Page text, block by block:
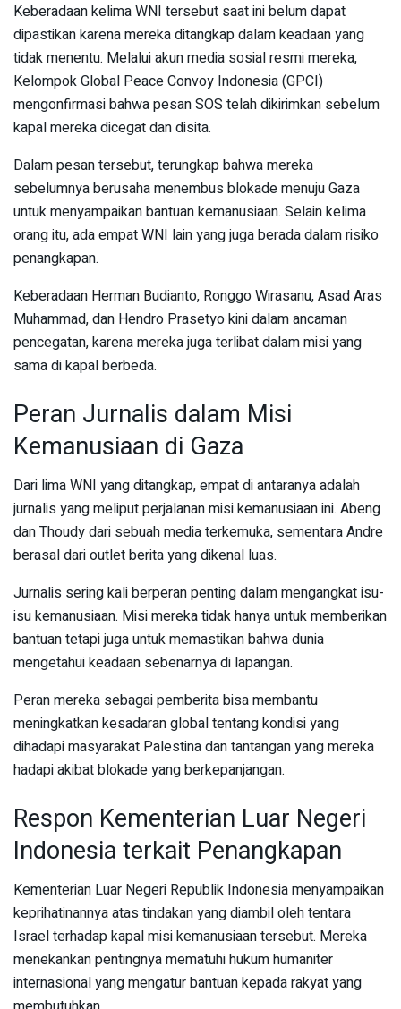
Keberadaan kelima WNI tersebut saat ini belum dapat
dipastikan karena mereka ditangkap dalam keadaan yang
tidak menentu. Melalui akun media sosial resmi mereka,
Kelompok Global Peace Convoy Indonesia (GPCI)
mengonfirmasi bahwa pesan SOS telah dikirimkan sebelum
kapal mereka dicegat dan disita.
Dalam pesan tersebut, terungkap bahwa mereka
sebelumnya berusaha menembus blokade menuju Gaza
untuk menyampaikan bantuan kemanusiaan. Selain kelima
orang itu, ada empat WNI lain yang juga berada dalam risiko
penangkapan.
Keberadaan Herman Budianto, Ronggo Wirasanu, Asad Aras
Muhammad, dan Hendro Prasetyo kini dalam ancaman
pencegatan, karena mereka juga terlibat dalam misi yang
sama di kapal berbeda.
Peran Jurnalis dalam Misi
Kemanusiaan di Gaza
Dari lima WNI yang ditangkap, empat di antaranya adalah
jurnalis yang meliput perjalanan misi kemanusiaan ini. Abeng
dan Thoudy dari sebuah media terkemuka, sementara Andre
berasal dari outlet berita yang dikenal luas.
Jurnalis sering kali berperan penting dalam mengangkat isu-
isu kemanusiaan. Misi mereka tidak hanya untuk memberikan
bantuan tetapi juga untuk memastikan bahwa dunia
mengetahui keadaan sebenarnya di lapangan.
Peran mereka sebagai pemberita bisa membantu
meningkatkan kesadaran global tentang kondisi yang
dihadapi masyarakat Palestina dan tantangan yang mereka
hadapi akibat blokade yang berkepanjangan.
Respon Kementerian Luar Negeri
Indonesia terkait Penangkapan
Kementerian Luar Negeri Republik Indonesia menyampaikan
keprihatinannya atas tindakan yang diambil oleh tentara
Israel terhadap kapal misi kemanusiaan tersebut. Mereka
menekankan pentingnya mematuhi hukum humaniter
internasional yang mengatur bantuan kepada rakyat yang